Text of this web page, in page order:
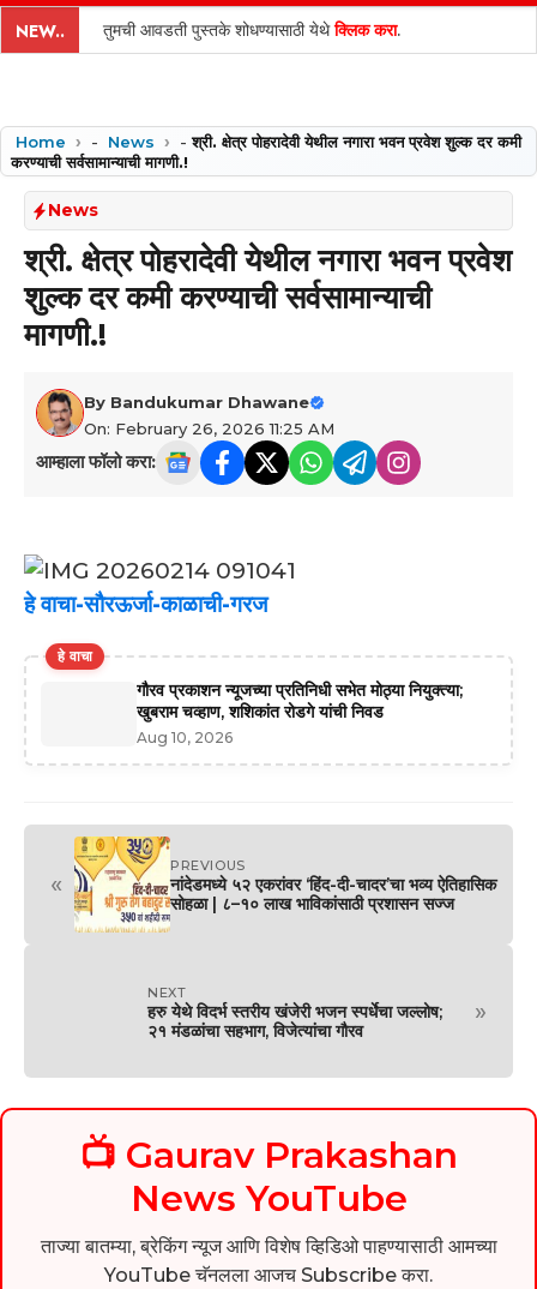
content
NEW.. तुमची आवडती पुस्तके शोधण्यासाठी येथेक्लिक करा.
Home - News -श्री. क्षेत्र पोहरादेवी येथील नगारा भवन प्रवेश शुल्क दर कमी
करण्याची सर्वसामान्याची मागणी.!
News
श्री. क्षेत्र पोहरादेवी येथील नगारा भवन प्रवेश
शुल्क दर कमी करण्याची सर्वसामान्याची
मागणी.!
By Bandukumar Dhawane
On: February 26, 2026 11:25 AM
आम्हाला फॉलो करा:
हे वाचा-सौरऊर्जा-काळाची-गरज
हे वाचा
गौरव प्रकाशन न्यूजच्या प्रतिनिधी सभेत मोठ्या नियुक्त्या;
खुबराम चव्हाण, शशिकांत रोडगे यांची निवड
Aug 10, 2026
«
PREVIOUS
नांदेडमध्ये ५२ एकरांवर ‘हिंद-दी-चादर’चा भव्य ऐतिहासिक
सोहळा | ८–१० लाख भाविकांसाठी प्रशासन सज्ज
NEXT
हरु येथे विदर्भ स्तरीय खंजेरी भजन स्पर्धेचा जल्लोष;
२१ मंडळांचा सहभाग, विजेत्यांचा गौरव
»
📺 Gaurav Prakashan
News YouTube
ताज्या बातम्या, ब्रेकिंग न्यूज आणि विशेष व्हिडिओ पाहण्यासाठी आमच्या
YouTube चॅनलला आजच Subscribe करा.